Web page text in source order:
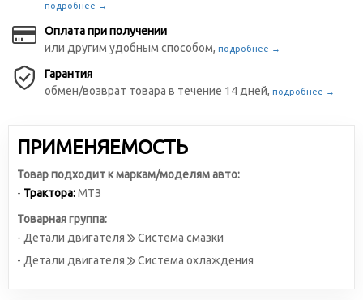
подробнее →
Оплата при получении
или другим удобным способом, подробнее →
Гарантия
обмен/возврат товара в течение 14 дней, подробнее →
ПРИМЕНЯЕМОСТЬ
Товар подходит к маркам/моделям авто:
- Трактора:МТЗ
Товарная группа:
- Детали двигателя
Система смазки
- Детали двигателя
Система охлаждения